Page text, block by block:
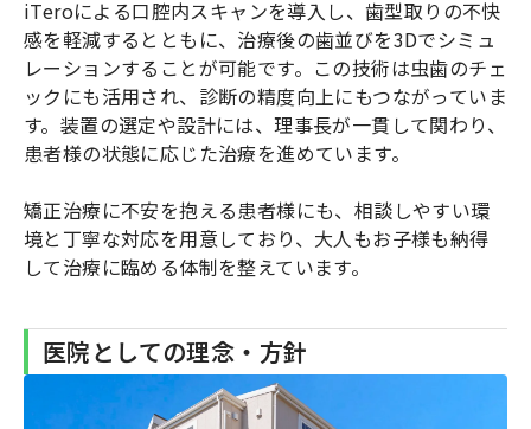
iTeroによる口腔内スキャンを導入し、歯型取りの不快
感を軽減するとともに、治療後の歯並びを3Dでシミュ
レーションすることが可能です。この技術は虫歯のチェ
ックにも活用され、診断の精度向上にもつながっていま
す。装置の選定や設計には、理事長が一貫して関わり、
患者様の状態に応じた治療を進めています。
矯正治療に不安を抱える患者様にも、相談しやすい環
境と丁寧な対応を用意しており、大人もお子様も納得
して治療に臨める体制を整えています。
医院としての理念・方針